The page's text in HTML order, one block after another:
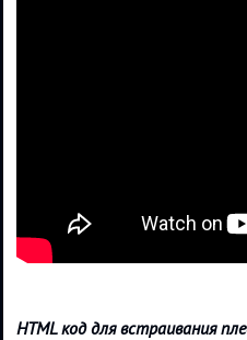
HTML код для встраивания